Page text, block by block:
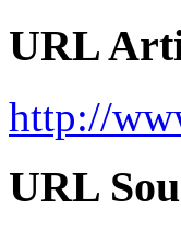
URL
http://
URL